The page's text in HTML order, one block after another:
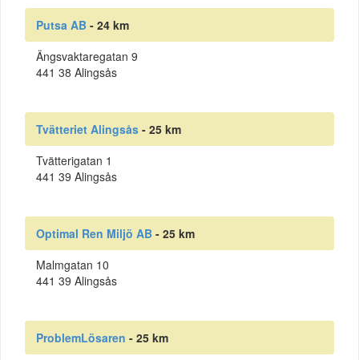
Putsa AB - 24 km
Ängsvaktaregatan 9
441 38 Alingsås
Tvätteriet Alingsås - 25 km
Tvätterigatan 1
441 39 Alingsås
Optimal Ren Miljö AB - 25 km
Malmgatan 10
441 39 Alingsås
ProblemLösaren - 25 km